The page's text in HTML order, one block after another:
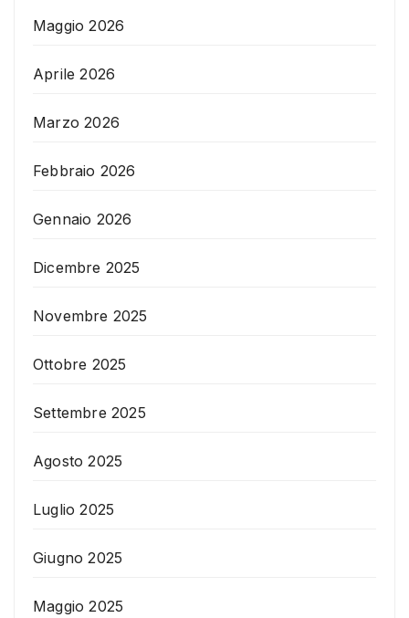
Maggio 2026
Aprile 2026
Marzo 2026
Febbraio 2026
Gennaio 2026
Dicembre 2025
Novembre 2025
Ottobre 2025
Settembre 2025
Agosto 2025
Luglio 2025
Giugno 2025
Maggio 2025